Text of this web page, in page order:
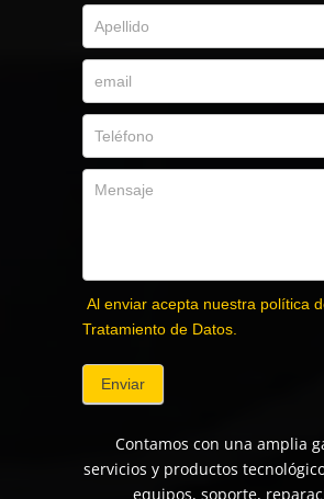
Al enviar acepta nuestra política
Tratamiento de Datos.
Enviar
Contamos con una amplia
servicios y productos
equipos, soporte,